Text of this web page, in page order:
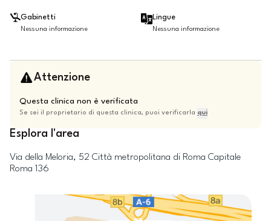
Gabinetti
Nessuna informazione
Lingue
Nessuna informazione
Attenzione
Questa clinica non è verificata
Se sei il proprietario di questa clinica, puoi verificarla qui
Esplora l'area
Via della Meloria, 52 Città metropolitana di Roma Capitale
Roma 136